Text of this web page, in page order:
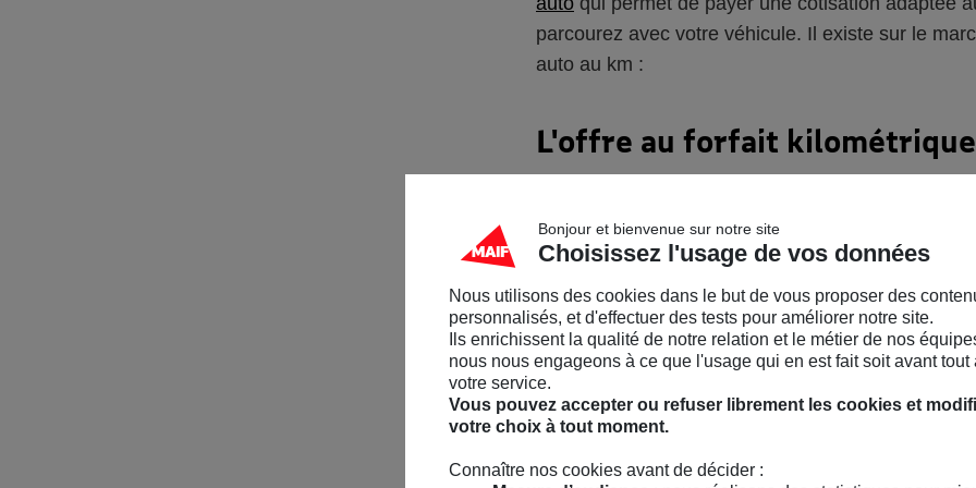
parcourez avec votre véhicule. Il existe sur le
auto au km :
L'offre au forfait kilométrique
L'offre au forfait kilométrique est la formule la
de votre assurance auto au kilomètre, il vous faut
distance maximale que vous pensez parcourir en
plupart des assureurs utilisent des tranches et
000 km à 20 000 km en général.
Le “pay as you drive”
Deuxième formule d'assurance auto au km que
Bonjour et bienvenue sur notre site
Choisissez l'usage de vos données
Nous utilisons des cookies dans le but de vous proposer des
personnalisés, et d'effectuer des tests pour améliorer notre site.
Ils enrichissent la qualité de notre relation et le métier de nos
nous nous engageons à ce que l'usage qui en est fait soit avant tout
votre service.
Vous pouvez accepter ou refuser librement les cookies et
votre choix à tout moment.
Connaître nos cookies avant de décider :